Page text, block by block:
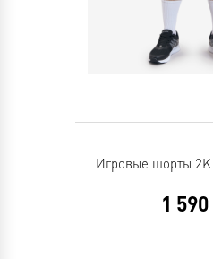
Игровые шорты
1 590